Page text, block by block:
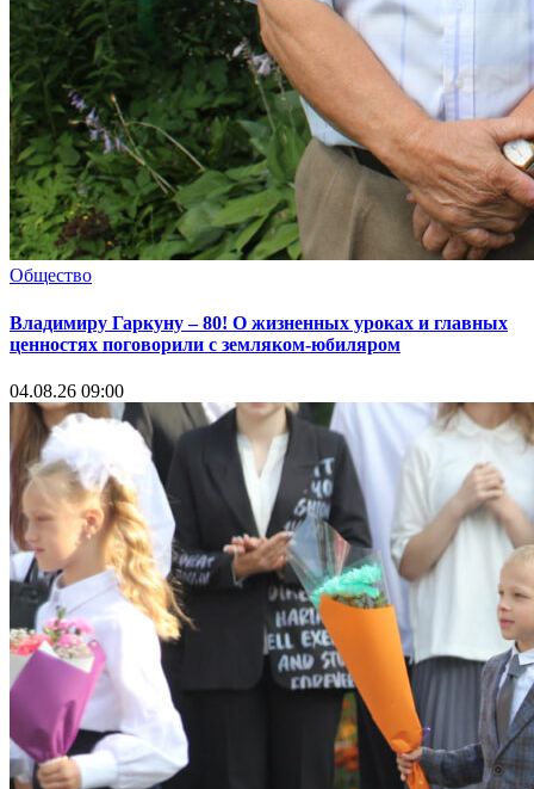
Общество
Владимиру Гаркуну – 80! О жизненных уроках и главных
ценностях поговорили с земляком-юбиляром
04.08.26 09:00